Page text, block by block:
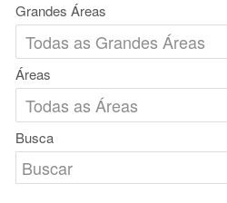
Grandes Áreas
Áreas
Busca